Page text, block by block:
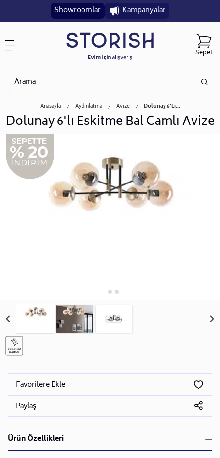
Showroomlar Kampanyalar
Sepet
Anasayfa Aydınlatma Avize Dolunay 6'lı...
Dolunay 6'lı Eskitme Bal Camlı Avize
Favorilere Ekle
Paylaş
Ürün Özellikleri